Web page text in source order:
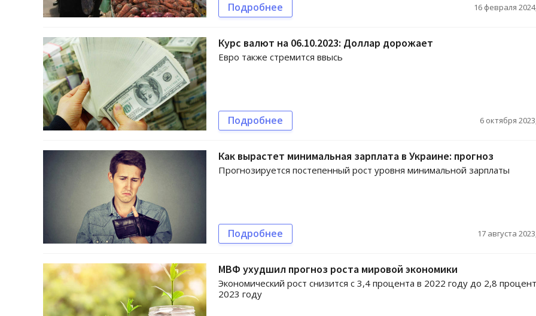
Подробнее 16 февраля
Курс валют на 06.10.2023: Доллар дорожает
Евро также стремится ввысь
Подробнее 6 октября
Как вырастет минимальная зарплата в Украине: прогноз
Прогнозируется постепенный рост уровня минимальной зарплаты
Подробнее 17 августа
МВФ ухудшил прогноз роста мировой экономики
Экономический рост снизится с 3,4 процента в 2022 году до 2,8
2023 году